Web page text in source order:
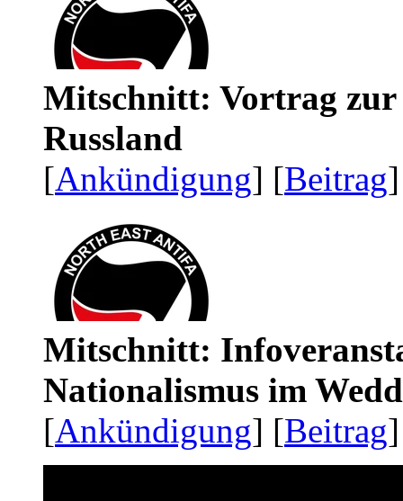
Mitschnitt: Vortrag zur
Russland
[Ankündigung] [Beitrag
Mitschnitt:
Nationalismus im
[Ankündigung] [Beitrag